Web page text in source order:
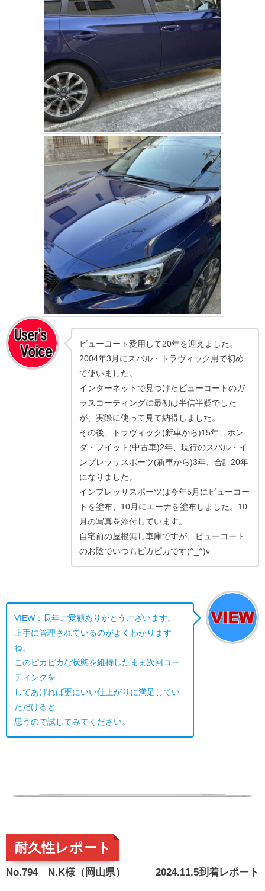
ビューコート愛用して20年を迎えました。
2004年3月にスバル・トラヴィック用で初め
て使いました。
インターネットで見つけたビューコートのガ
ラスコーティングに最初は半信半疑でした
が、実際に使って見て納得しました。
その後、トラヴィック(新車から)15年、ホン
ダ・フイット(中古車)2年、現行のスバル・イ
ンプレッサスポーツ(新車から)3年、合計20年
になりました。
インプレッサスポーツは今年5月にビューコー
トを塗布、10月にエーナを塗布しました。10
月の写真を添付しています。
自宅前の屋根無し車庫ですが、ビューコート
のお陰でいつもピカピカです(^_^)v
VIEW：長年ご愛顧ありがとうございます。
上手に管理されているのがよくわかります
ね。
このピカピカな状態を維持したまま次回コー
ティングを
してあげれば更にいい仕上がりに満足してい
ただけると
思うので試してみてください。
耐久性レポート
No.794 N.K様（岡山県） 2024.11.5到着レポート